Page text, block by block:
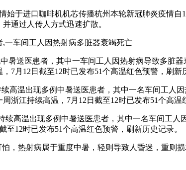
始于进口咖啡机机芯传播杭州本轮新冠肺炎疫情
通过人传人方式迅速扩散。
一车间工人因热射病多脏器衰竭死亡
中暑送医患者，其中一车间工人因热射病导致多脏
7月12日截至12时已发布51个高温红色预警，刷
续高温出现多例中暑送医患者，其中一名车间工人
浙江持续高温，7月12日截至12时已发布51个高温
续高温出现多例中暑送医患者，其中一名车间工
至12时已发布51个高温红色预警，刷新历史记录。
怕，热射病属于重度中暑，轻则导致人昏迷，重